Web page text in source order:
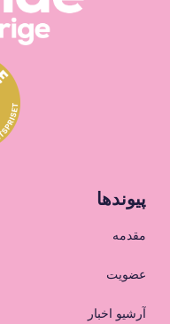
پیوندها
مقدمه
عضویت
آرشیو اخبار